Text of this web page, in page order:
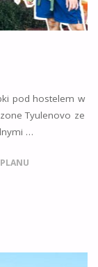
pod hostelem w
Tyulenovo ze
…